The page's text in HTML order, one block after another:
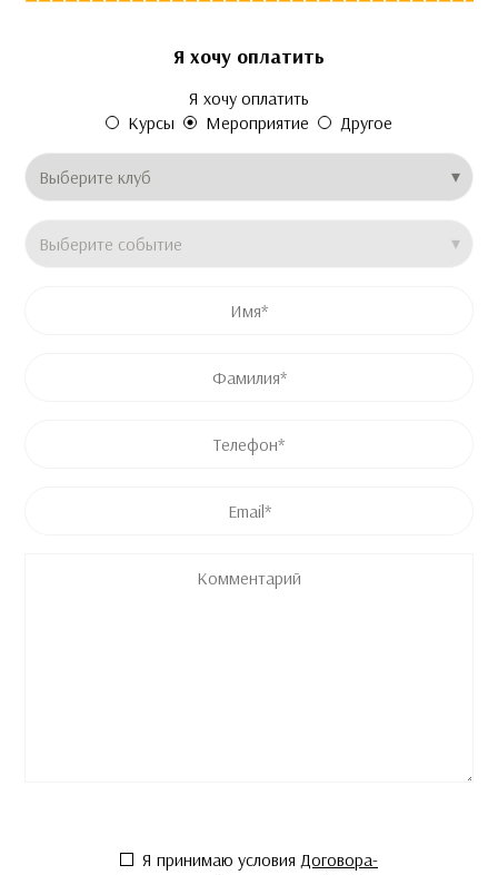
Я хочу оплатить
Я хочу оплатить
Курсы
Мероприятие
Другое
Название продукта
Согласие*
Я принимаю условия Договора-